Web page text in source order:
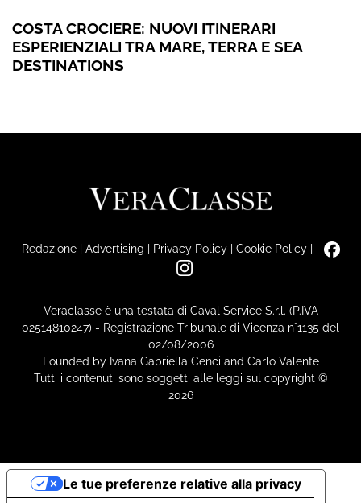
COSTA CROCIERE: NUOVI ITINERARI
ESPERIENZIALI TRA MARE, TERRA E SEA
DESTINATIONS
Redazione| Advertising | Privacy Policy| Cookie Policy|
Veraclasse è una testata di Caval Service S.r.l. (P.IVA
02514810247) - Registrazione Tribunale di Vicenza n°1135 del
02/08/2006
Founded by Ivana Gabriella Cenci and Carlo Valente
Tutti i contenuti sono soggetti alle leggi sul copyright ©
2026
Le tue preferenze relative alla privacy